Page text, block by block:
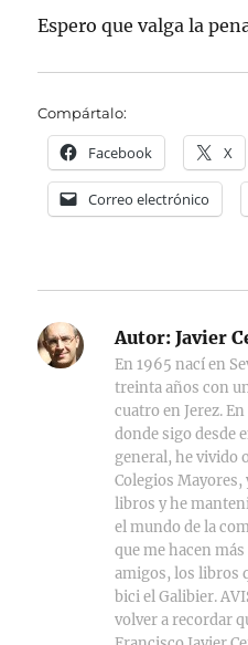
Espero que valga la
Compártalo:
Facebook X
Correo electrónico
Autor: Javier
En 1965 nací en
treinta años con
cuatro en Jerez.
donde sigo desde
general, he vivido
Colegios Mayores,
libros y he
el mundo de la
que me hacen
amigos, los libros
bici el Galibier.
volver a recordar